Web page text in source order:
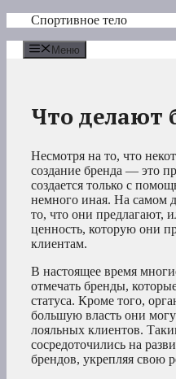
Перейти
содержимому
Спортивное тело
Меню
Что делают
Несмотря на то, что
создание бренда — это
создается только с
немного иная. На самом
то, что они предлагают,
ценность, которую они
клиентам.
В настоящее время
отмечать бренды,
статуса. Кроме того,
большую власть они
лояльных клиентов.
сосредоточились на
брендов, укрепляя свою